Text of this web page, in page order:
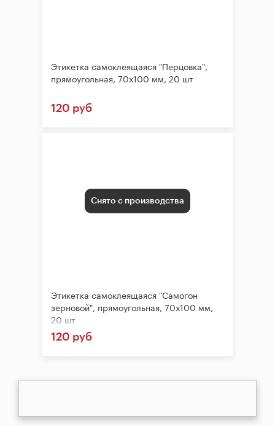
Этикетка самоклеящаяся "Перцовка",
прямоугольная, 70х100 мм, 20 шт
120 руб
Снято с производства
Этикетка самоклеящаяся "Самогон
зерновой", прямоугольная, 70х100 мм,
20 шт
120 руб